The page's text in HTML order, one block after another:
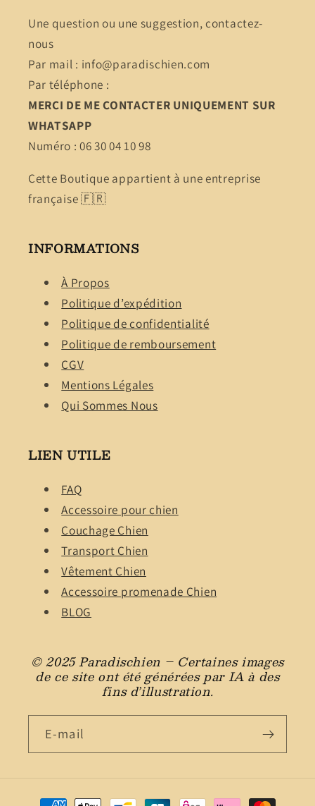
Une question ou une suggestion, contactez-
nous
Par mail : info@paradischien.com
Par téléphone :
MERCI DE ME CONTACTER UNIQUEMENT SUR
WHATSAPP
Numéro : 06 30 04 10 98
Cette Boutique appartient à une entreprise
française 🇫🇷
INFORMATIONS
À Propos
Politique d’expédition
Politique de confidentialité
Politique de remboursement
CGV
Mentions Légales
Qui Sommes Nous
LIEN UTILE
FAQ
Accessoire pour chien
Couchage Chien
Transport Chien
Vêtement Chien
Accessoire promenade Chien
BLOG
© 2025 Paradischien – Certaines images
de ce site ont été générées par IA à des
fins d’illustration.
E-mail
Moyens